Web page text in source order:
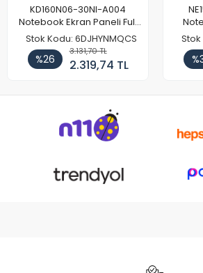
KD160N06-30NI-A004
Notebook Ekran Paneli Full
HD
Stok Kodu: 6DJHYNMQCS
%26
3.131,70 TL
2.319,74 TL
Stok